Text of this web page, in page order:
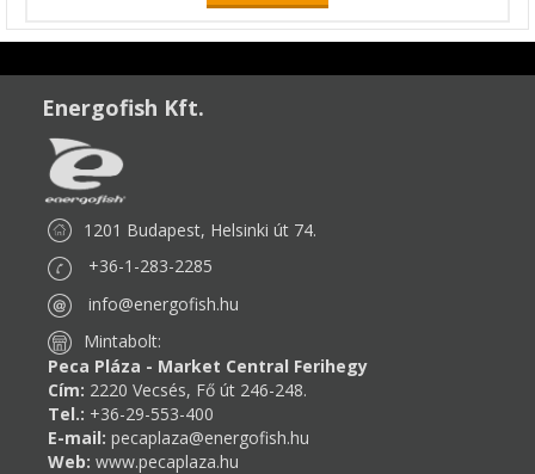
Energofish Kft.
1201 Budapest, Helsinki út 74.
+36-1-283-2285
info@energofish.hu
Mintabolt:
Peca Pláza - Market Central Ferihegy
Cím: 2220 Vecsés, Fő út 246-248.
Tel.: +36-29-553-400
E-mail: pecaplaza@energofish.hu
Web: www.pecaplaza.hu